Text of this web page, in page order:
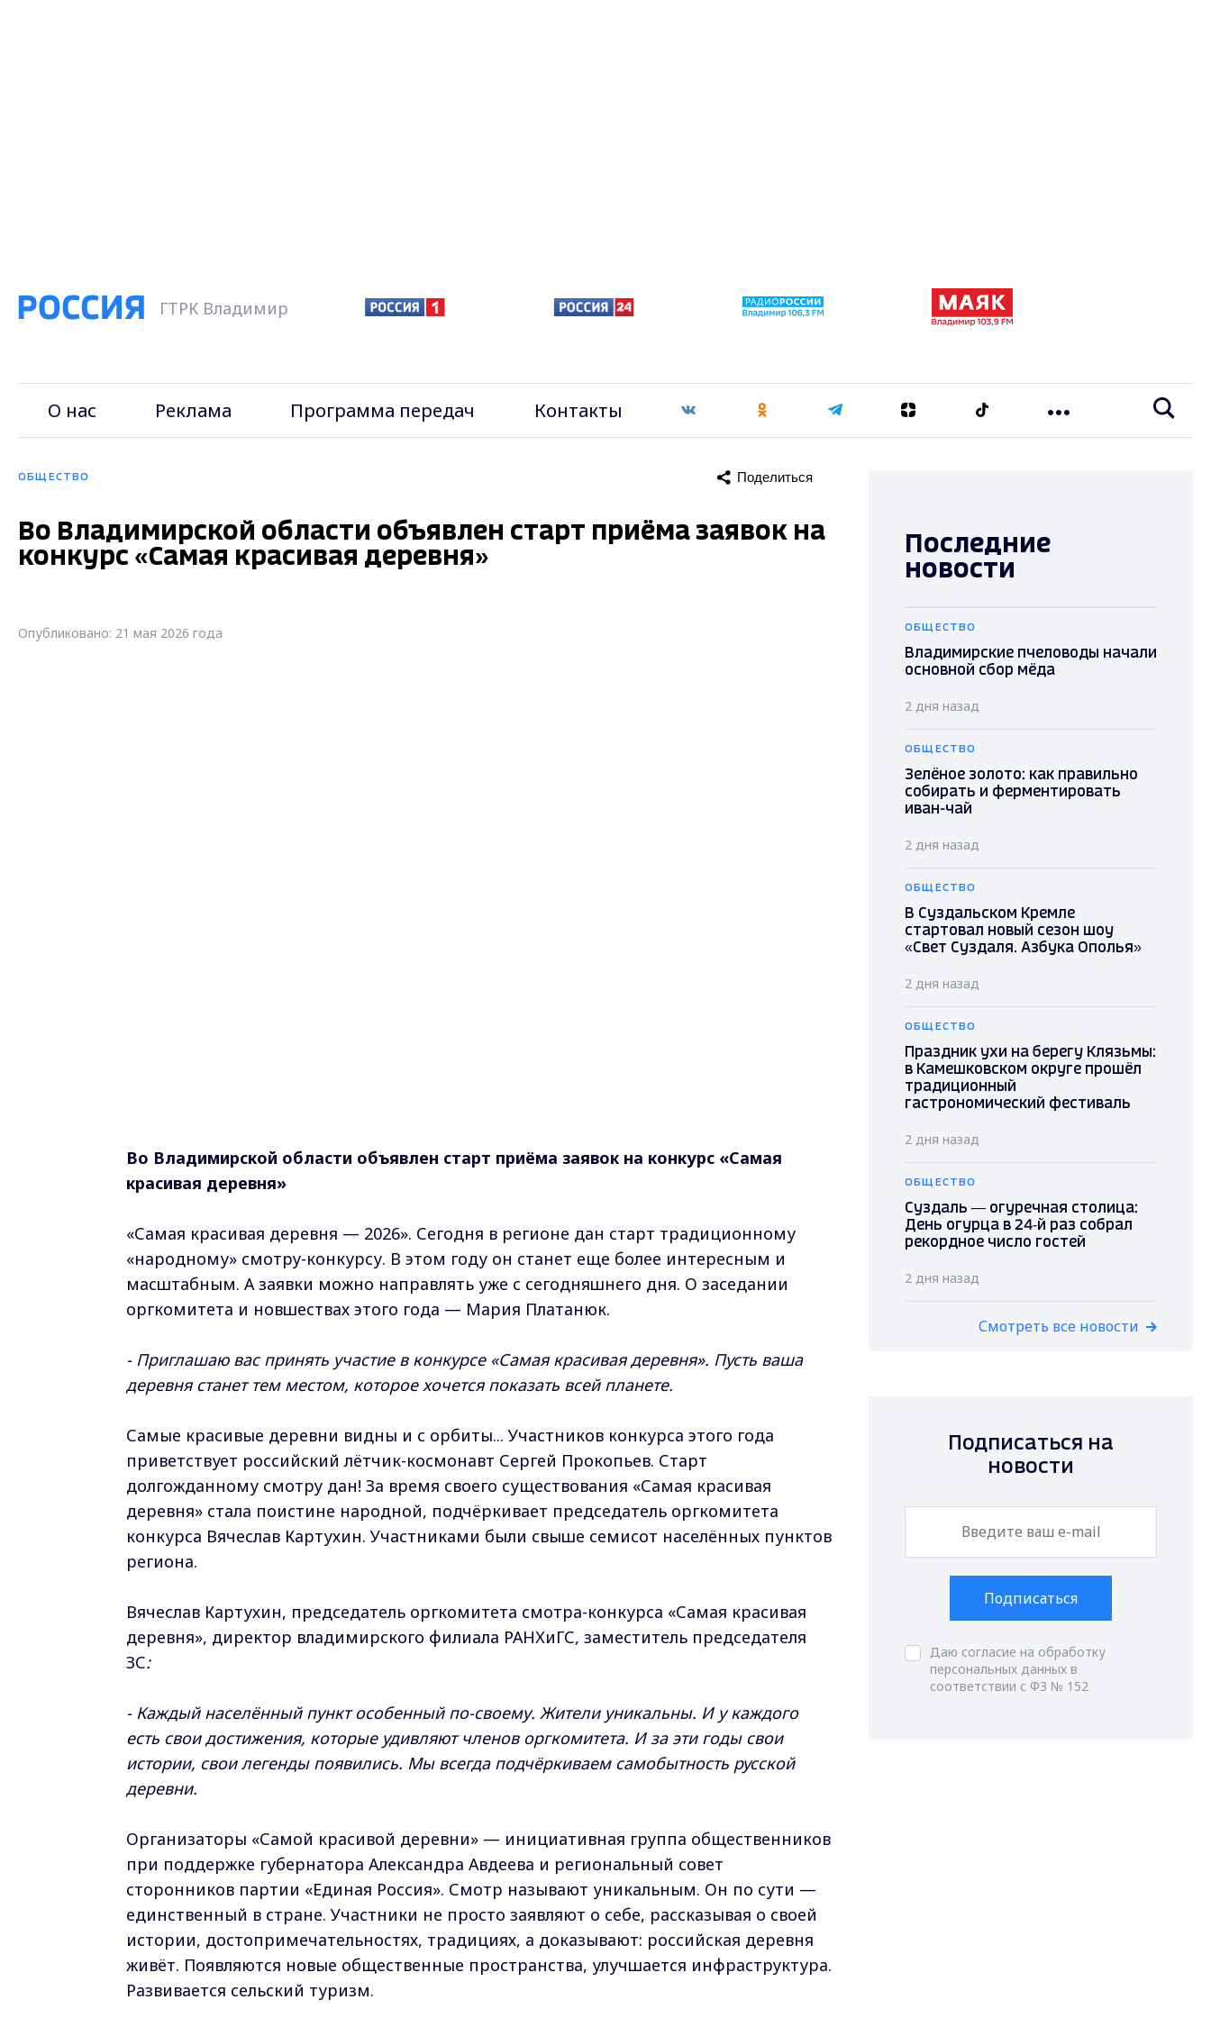
ГТРК Владимир
О нас Реклама Программа передач Контакты
ОБЩЕСТВО Поделиться
Во Владимирской области объявлен старт приёма заявок на
конкурс «Самая красивая деревня»
Опубликовано: 21 мая 2026 года
Во Владимирской области объявлен старт приёма заявок на конкурс «Самая
красивая деревня»
«Самая красивая деревня — 2026». Сегодня в регионе дан старт традиционному
«народному» смотру-конкурсу. В этом году он станет еще более интересным и
масштабным. А заявки можно направлять уже с сегодняшнего дня. О заседании
оргкомитета и новшествах этого года — Мария Платанюк.
- Приглашаю вас принять участие в конкурсе «Самая красивая деревня». Пусть ваша
деревня станет тем местом, которое хочется показать всей планете.
Самые красивые деревни видны и с орбиты... Участников конкурса этого года
приветствует российский лётчик-космонавт Сергей Прокопьев. Старт
долгожданному смотру дан! За время своего существования «Самая красивая
деревня» стала поистине народной, подчёркивает председатель оргкомитета
конкурса Вячеслав Картухин. Участниками были свыше семисот населённых пунктов
региона.
Вячеслав Картухин, председатель оргкомитета смотра-конкурса «Самая красивая
деревня», директор владимирского филиала РАНХиГС, заместитель председателя
ЗС:
- Каждый населённый пункт особенный по-своему. Жители уникальны. И у каждого
есть свои достижения, которые удивляют членов оргкомитета. И за эти годы свои
истории, свои легенды появились. Мы всегда подчёркиваем самобытность русской
деревни.
Организаторы «Самой красивой деревни» — инициативная группа общественников
при поддержке губернатора Александра Авдеева и региональный совет
сторонников партии «Единая Россия». Смотр называют уникальным. Он по сути —
единственный в стране. Участники не просто заявляют о себе, рассказывая о своей
истории, достопримечательностях, традициях, а доказывают: российская деревня
живёт. Появляются новые общественные пространства, улучшается инфраструктура.
Развивается сельский туризм.
Последние
новости
ОБЩЕСТВО
Владимирские пчеловоды начали
основной сбор мёда
2 дня назад
ОБЩЕСТВО
Зелёное золото: как правильно
собирать и ферментировать
иван-чай
2 дня назад
ОБЩЕСТВО
В Суздальском Кремле
стартовал новый сезон шоу
«Свет Суздаля. Азбука Ополья»
2 дня назад
ОБЩЕСТВО
Праздник ухи на берегу Клязьмы:
в Камешковском округе прошёл
традиционный
гастрономический фестиваль
2 дня назад
ОБЩЕСТВО
Суздаль — огуречная столица:
День огурца в 24‑й раз собрал
рекордное число гостей
2 дня назад
Смотреть все новости
Подписаться на
новости
Подписаться
Даю согласие на обработку
персональных данных в
соответствии с ФЗ № 152